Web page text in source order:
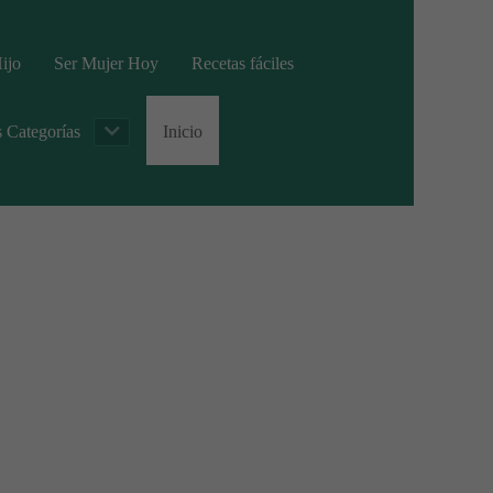
Ser Mujer Hoy Recetas fáciles
Categorías Inicio